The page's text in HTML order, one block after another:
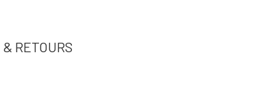
RETOURS